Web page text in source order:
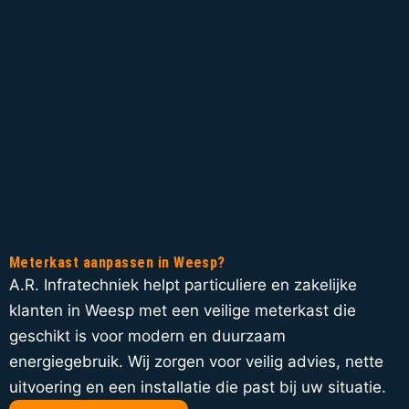
Meterkast aanpassen in Weesp?
A.R. Infratechniek helpt particuliere en zakelijke
klanten in Weesp met een veilige meterkast die
geschikt is voor modern en duurzaam
energiegebruik. Wij zorgen voor veilig advies, nette
uitvoering en een installatie die past bij uw situatie.